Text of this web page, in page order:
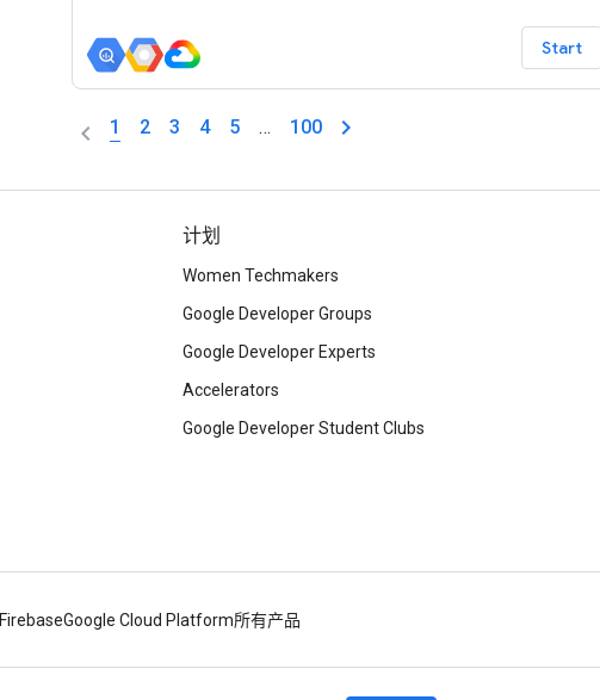
Start
1 2 3 4 5 … 100
计划
Women Techmakers
Google Developer Groups
Google Developer Experts
Accelerators
Google Developer Student Clubs
FirebaseGoogle Cloud Platform所有产品